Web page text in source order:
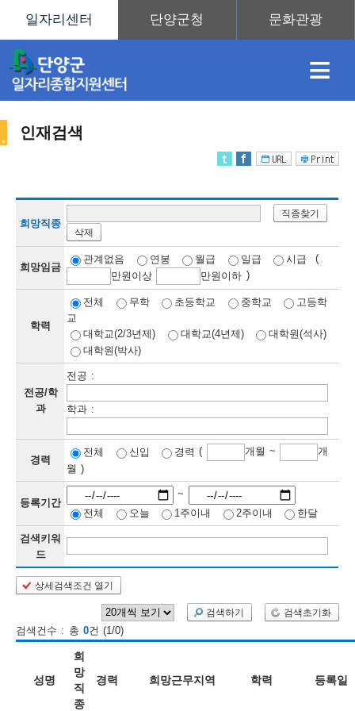
≡
용
정
재
정
업
훈
정
보
업
도
미
터
안
인재검색
희망직종
직종찾기
삭제
희망임금
관계없음 연봉 월급 일급 시급
(
만원이상 만원이하 )
학력
전체 무학 초등학교 중학교
고등학
교
대학교(2/3년제)
대학교(4년제)
대학원(석사)
대학원(박사)
전공/학
과
전공 :
학과 :
경력
전체 신입 경력 ( 개월 ~
개
월 )
등록기간
~
전체
오늘 1주이내 2주이내 한달
검색키워
드
상세검색조건 열기
검색하기 검색초기화
검색건수 : 총 0건 (1/0)
성명
희
망
직
종
경력 희망근무지역 학력 등록일
인
정
보
인
검